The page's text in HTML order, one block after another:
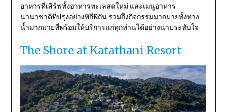
อาหารที่เสิร์ฟทั้งอาหารทะเลสดใหม่ และเมนูอาหาร
นานาชาติที่ปรุงอย่างพิถีพิถัน รวมถึงกิจกรรมมากมายทั้งทาง
น้ำมากมายที่พร้อมให้บริการแก่ทุกท่านได้อย่างน่าประทับใจ
The Shore at Katathani Resort